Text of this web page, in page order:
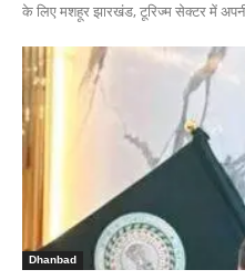
के लिए मशहूर झारखंड, टूरिज्म सेक्टर में
Dhanbad